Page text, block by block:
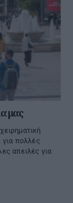
μας
για πολλές
απειλές για